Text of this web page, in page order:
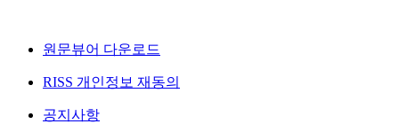
원문뷰어 다운로드
RISS 개인정보 재동의
공지사항